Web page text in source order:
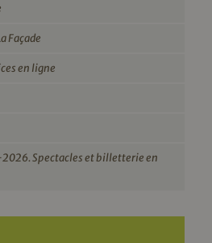
Façade
en ligne
Spectacles et billetterie en